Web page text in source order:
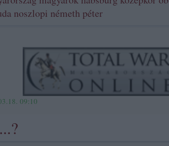
noszlopi németh péter
09:10